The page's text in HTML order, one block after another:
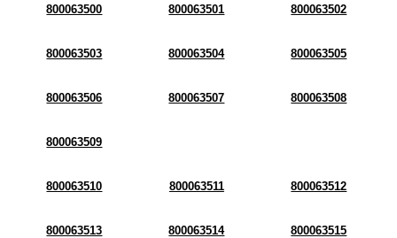
800063500 800063501 800063502
800063503 800063504 800063505
800063506 800063507 800063508
800063509
800063510 800063511 800063512
800063513 800063514 800063515